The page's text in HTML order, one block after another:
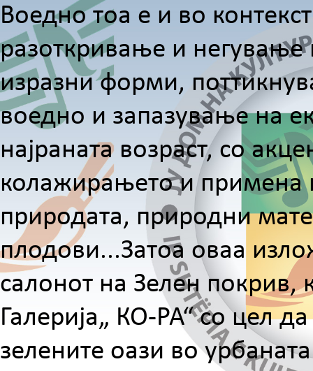
Воедно тоа е и во
разоткривање и негување
изразни форми,
воедно и запазување на
најраната возраст, со
колажирањето и примена
природата, природни
плодови...Затоа оваа
салонот на Зелен покрив,
Галерија„ КО-РА“ со цел
зелените оази во